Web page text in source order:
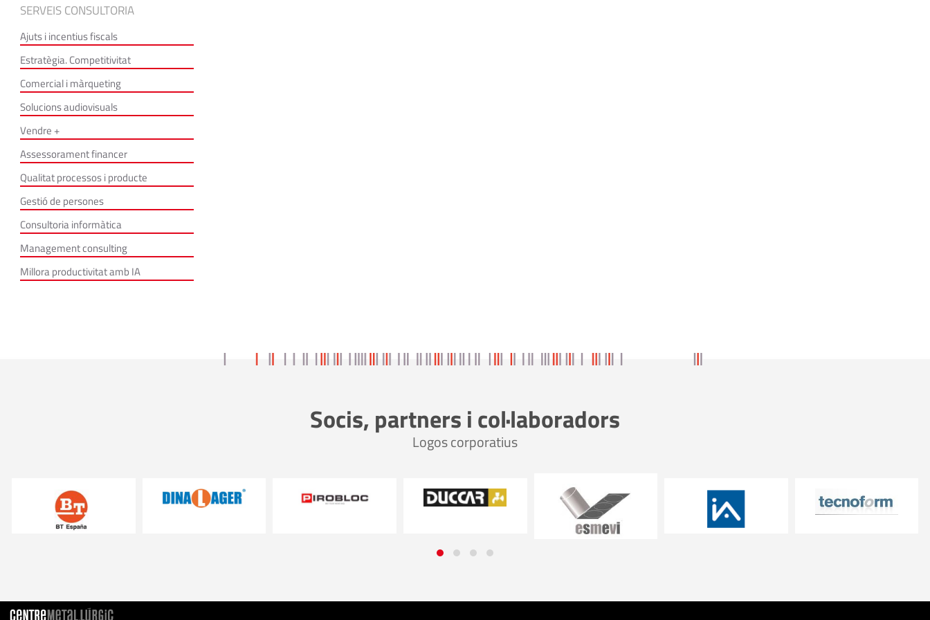
SERVEIS CONSULTORIA
Ajuts i incentius fiscals
Estratègia. Competitivitat
Comercial i màrqueting
Solucions audiovisuals
Vendre +
Assessorament financer
Qualitat processos i producte
Gestió de persones
Consultoria informàtica
Management consulting
Millora productivitat amb IA
Socis, partners i col·laboradors
Logos corporatius